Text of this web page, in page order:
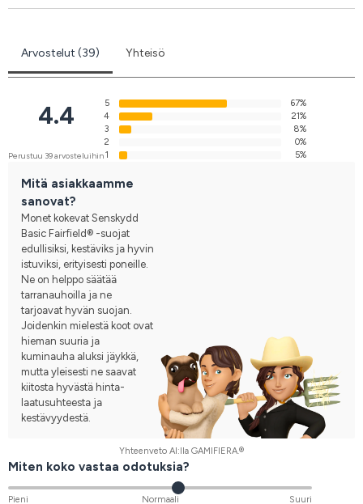
Arvostelut (39) Yhteisö
4.4
Perustuu 39 arvosteluihin
5
67%
4
21%
3
8%
2
0%
1
5%
Mitä asiakkaamme
sanovat?
Monet kokevat Senskydd
Basic Fairfield® -suojat
edullisiksi, kestäviks ja hyvin
istuviksi, erityisesti poneille.
Ne on helppo säätää
tarranauhoilla ja ne
tarjoavat hyvän suojan.
Joidenkin mielestä koot ovat
hieman suuria ja
kuminauha aluksi jäykkä,
mutta yleisesti ne saavat
kiitosta hyvästä hinta-
laatusuhteesta ja
kestävyydestä.
Yhteenveto AI:lla GAMIFIERA.®
Miten koko vastaa odotuksia?
Pieni Normaali Suuri